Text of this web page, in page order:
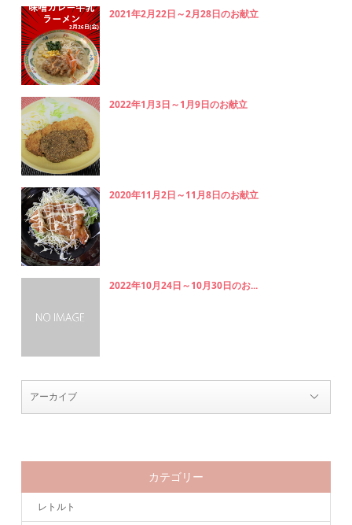
2021年2月22日～2月28日のお献立
2022年1月3日～1月9日のお献立
2020年11月2日～11月8日のお献立
2022年10月24日～10月30日のお...
カテゴリー
レトルト